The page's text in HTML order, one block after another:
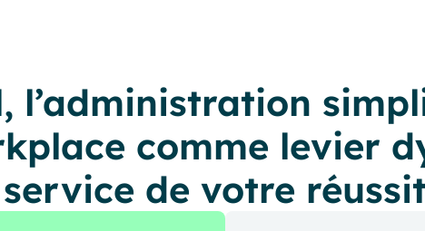
l’administration
comme levier
service de votre